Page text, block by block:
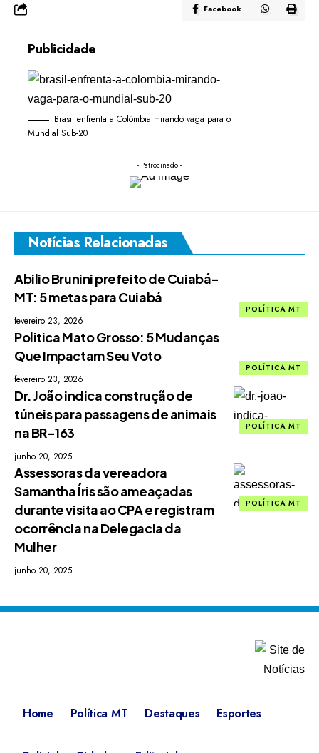
Facebook
Publicidade
Brasil enfrenta a Colômbia mirando vaga para o
Mundial Sub-20
- Patrocinado -
Notícias Relacionadas
POLÍTICA MT
Abilio Brunini prefeito de Cuiabá-
MT: 5 metas para Cuiabá
fevereiro 23, 2026
POLÍTICA MT
Politica Mato Grosso: 5 Mudanças
Que Impactam Seu Voto
fevereiro 23, 2026
POLÍTICA MT
Dr. João indica construção de
túneis para passagens de animais
na BR-163
junho 20, 2025
POLÍTICA MT
Assessoras da vereadora
Samantha Íris são ameaçadas
durante visita ao CPA e registram
ocorrência na Delegacia da
Mulher
junho 20, 2025
Home Política MT Destaques Esportes